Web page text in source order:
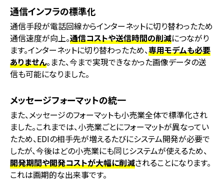
通信インフラの標準化
通信手段が電話回線からインターネットに切り替わったため
通信速度が向上。通信コストや送信時間の削減につながり
ます。インターネットに切り替わったため、専用モデムも必要
ありません。また、今まで実現できなかった画像データの送
信も可能になりました。
メッセージフォーマットの統一
また、メッセージのフォーマットも小売業全体で標準化され
ました。これまでは、小売業ごとにフォーマットが異なってい
たため、EDIの相手先が増えるたびにシステム開発が必要で
したが、今後はどの小売業にも同じシステムが使えるため、
開発期間や開発コストが大幅に削減されることになります。
これは画期的な出来事です。